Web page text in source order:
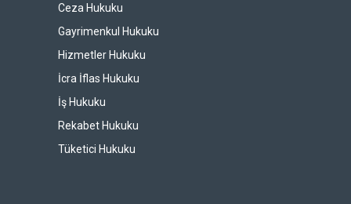
Ceza Hukuku
Gayrimenkul Hukuku
Hizmetler Hukuku
İcra İflas Hukuku
İş Hukuku
Rekabet Hukuku
Tüketici Hukuku